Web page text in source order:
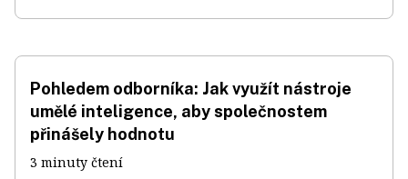
Pohledem odborníka: Jak využít nástroje
umělé inteligence, aby společnostem
přinášely hodnotu
3 minuty čtení